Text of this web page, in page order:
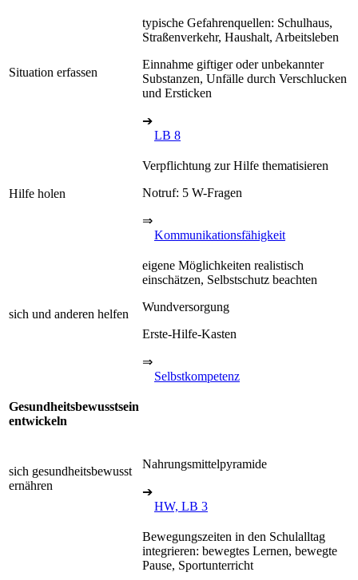
Situation erfassen
typische Gefahrenquellen: Schulhaus,
Straßenverkehr, Haushalt, Arbeitsleben
Einnahme giftiger oder unbekannter
Substanzen, Unfälle durch Verschlucken
und Ersticken
➔
LB 8
Hilfe holen
Verpflichtung zur Hilfe thematisieren
Notruf: 5 W-Fragen
⇒
Kommunikationsfähigkeit
sich und anderen helfen
eigene Möglichkeiten realistisch
einschätzen, Selbstschutz beachten
Wundversorgung
Erste-Hilfe-Kasten
⇒
Selbstkompetenz
Gesundheitsbewusstsein
entwickeln
sich gesundheitsbewusst
ernähren
Nahrungsmittelpyramide
➔
HW, LB 3
Bewegungszeiten in den Schulalltag
integrieren: bewegtes Lernen, bewegte
Pause, Sportunterricht